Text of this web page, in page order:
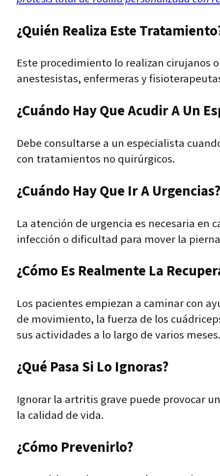
¿Quién Realiza Este
Este procedimiento lo realizan cirujanos
anestesistas, enfermeras y
¿Cuándo Hay Que Acudir A Un
Debe consultarse a un especialista
con tratamientos no quirúrgicos.
¿Cuándo Hay Que Ir A
La atención de urgencia es necesaria
infección o dificultad para mover la
¿Cómo Es Realmente La
Los pacientes empiezan a caminar con
de movimiento, la fuerza de los
sus actividades a lo largo de varios meses.
¿Qué Pasa Si Lo Ignoras?
Ignorar la artritis grave puede provocar
la calidad de vida.
¿Cómo Prevenirlo?